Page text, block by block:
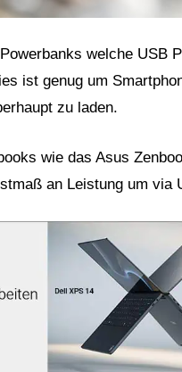
welche USB
ist genug um
zu laden.
wie das Asus
an Leistung um via